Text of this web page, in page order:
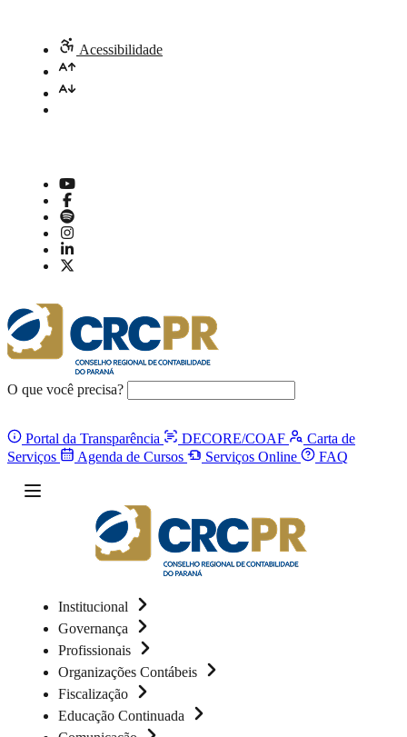
Acessibilidade
O que você precisa?
Portal da Transparência DECORE/COAF
Carta de
Serviços
Agenda de Cursos Serviços Online FAQ
Institucional
Governança
Profissionais
Organizações Contábeis
Fiscalização
Educação Continuada